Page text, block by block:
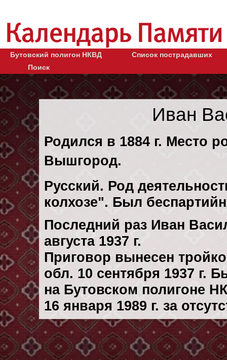
Бутовский полигон НКВД
Список пострадавших
Поиск
Иван
Родился в 1884 г. Место
Вышгород.
Русский. Род
колхозе". Был
Последний раз Иван
августа 1937 г.
Приговор вынесен
обл. 10 сентября 1937 г.
на Бутовском полигоне
16 января 1989 г. за